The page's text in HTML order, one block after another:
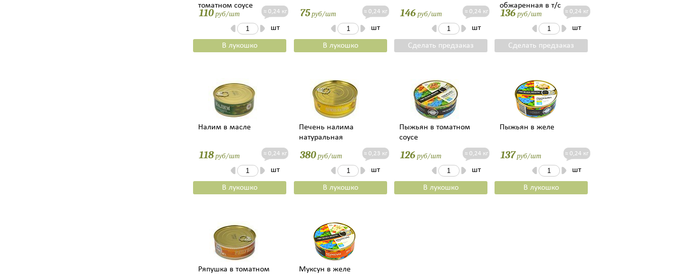
томатном соусе
110руб/шт ≈ 0,24 кг
шт
В лукошко
75руб/шт ≈ 0,24 кг
шт
В лукошко
146 руб/шт ≈ 0,24 кг
шт
Сделать предзаказ
обжаренная в т/с
136 руб/шт ≈ 0,24 кг
шт
Сделать предзаказ
Налим в масле
118руб/шт ≈ 0,24 кг
шт
В лукошко
Печень налима
натуральная
380руб/шт ≈ 0,23 кг
шт
В лукошко
Пыжьян в томатном
соусе
126 руб/шт ≈ 0,24 кг
шт
В лукошко
Пыжьян в желе
137руб/шт ≈ 0,24 кг
шт
В лукошко
Ряпушка в томатном
Муксун в желе